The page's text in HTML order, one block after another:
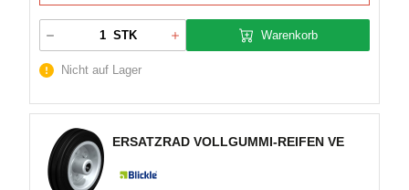
STK Warenkorb
Nicht auf Lager
ERSATZRAD VOLLGUMMI-REIFEN VE